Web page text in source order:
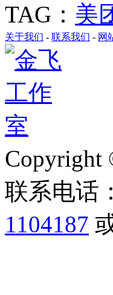
TAG： 美
关于我们 - 联系我们 - 网
Copyright
联系电话：
1104187